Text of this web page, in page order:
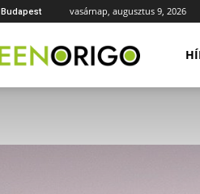
Budapest vasárnap, augusztus 9, 2026
Green